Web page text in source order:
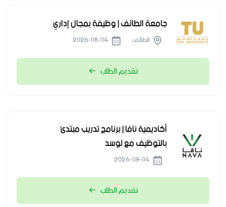
جامعة الطائف | وظيفة بمجال إداري
الطائف
تقديم الطلب
أكاديمية نافا | برنامج تدريب مبتدئ
بالتوظيف مع لوسد
تقديم الطلب